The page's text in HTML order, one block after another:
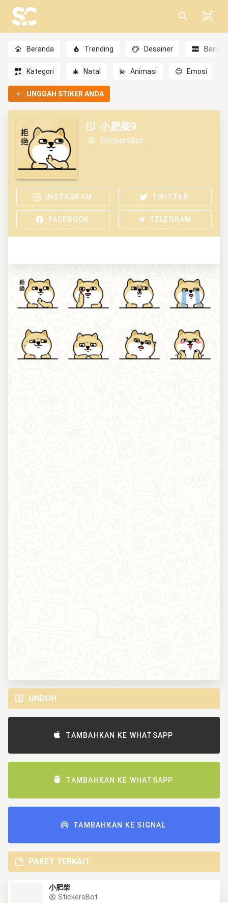
Beranda Trending Desainer Baru
Kategori 🎄 Natal 💫 Animasi 😊 Emosi
UNGGAH STIKER ANDA
小肥柴9
StickersBot
INSTAGRAM TWITTER
FACEBOOK TELEGRAM
UNDUH
TAMBAHKAN KE WHATSAPP
TAMBAHKAN KE WHATSAPP
TAMBAHKAN KE SIGNAL
PAKET TERKAIT
小肥柴
StickersBot